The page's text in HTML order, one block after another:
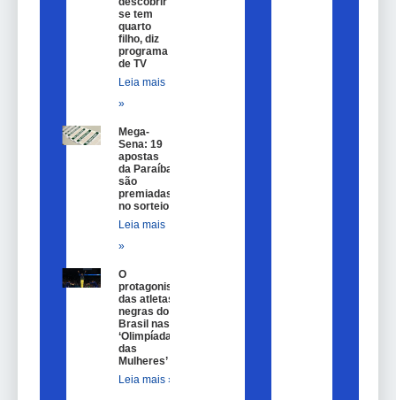
se tem
quarto
filho, diz
programa
de TV
Leia mais
»
Mega-
Sena: 19
apostas
da Paraíba
são
premiadas
no sorteio
Leia mais
»
O
protagonismo
das atletas
negras do
Brasil nas
‘Olimpíadas
das
Mulheres’
Leia mais »